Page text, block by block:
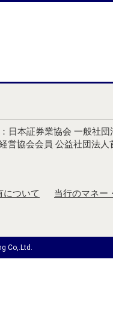
本証券業協会 一般社団
協会会員 公益社団法
について
当行のマネー
Co,.Ltd.